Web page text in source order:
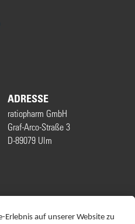
ADRESSE
ratiopharm GmbH
Graf-Arco-Straße 3
D-89079 Ulm